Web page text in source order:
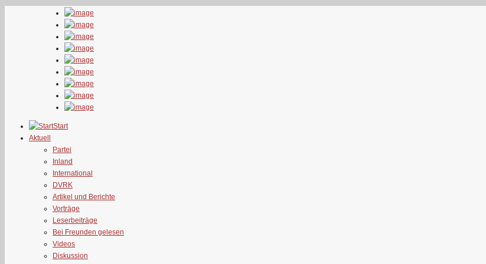
Start
Aktuell
Partei
Inland
International
DVRK
Artikel und Berichte
Vorträge
Leserbeiträge
Bei Freunden gelesen
Videos
Diskussion